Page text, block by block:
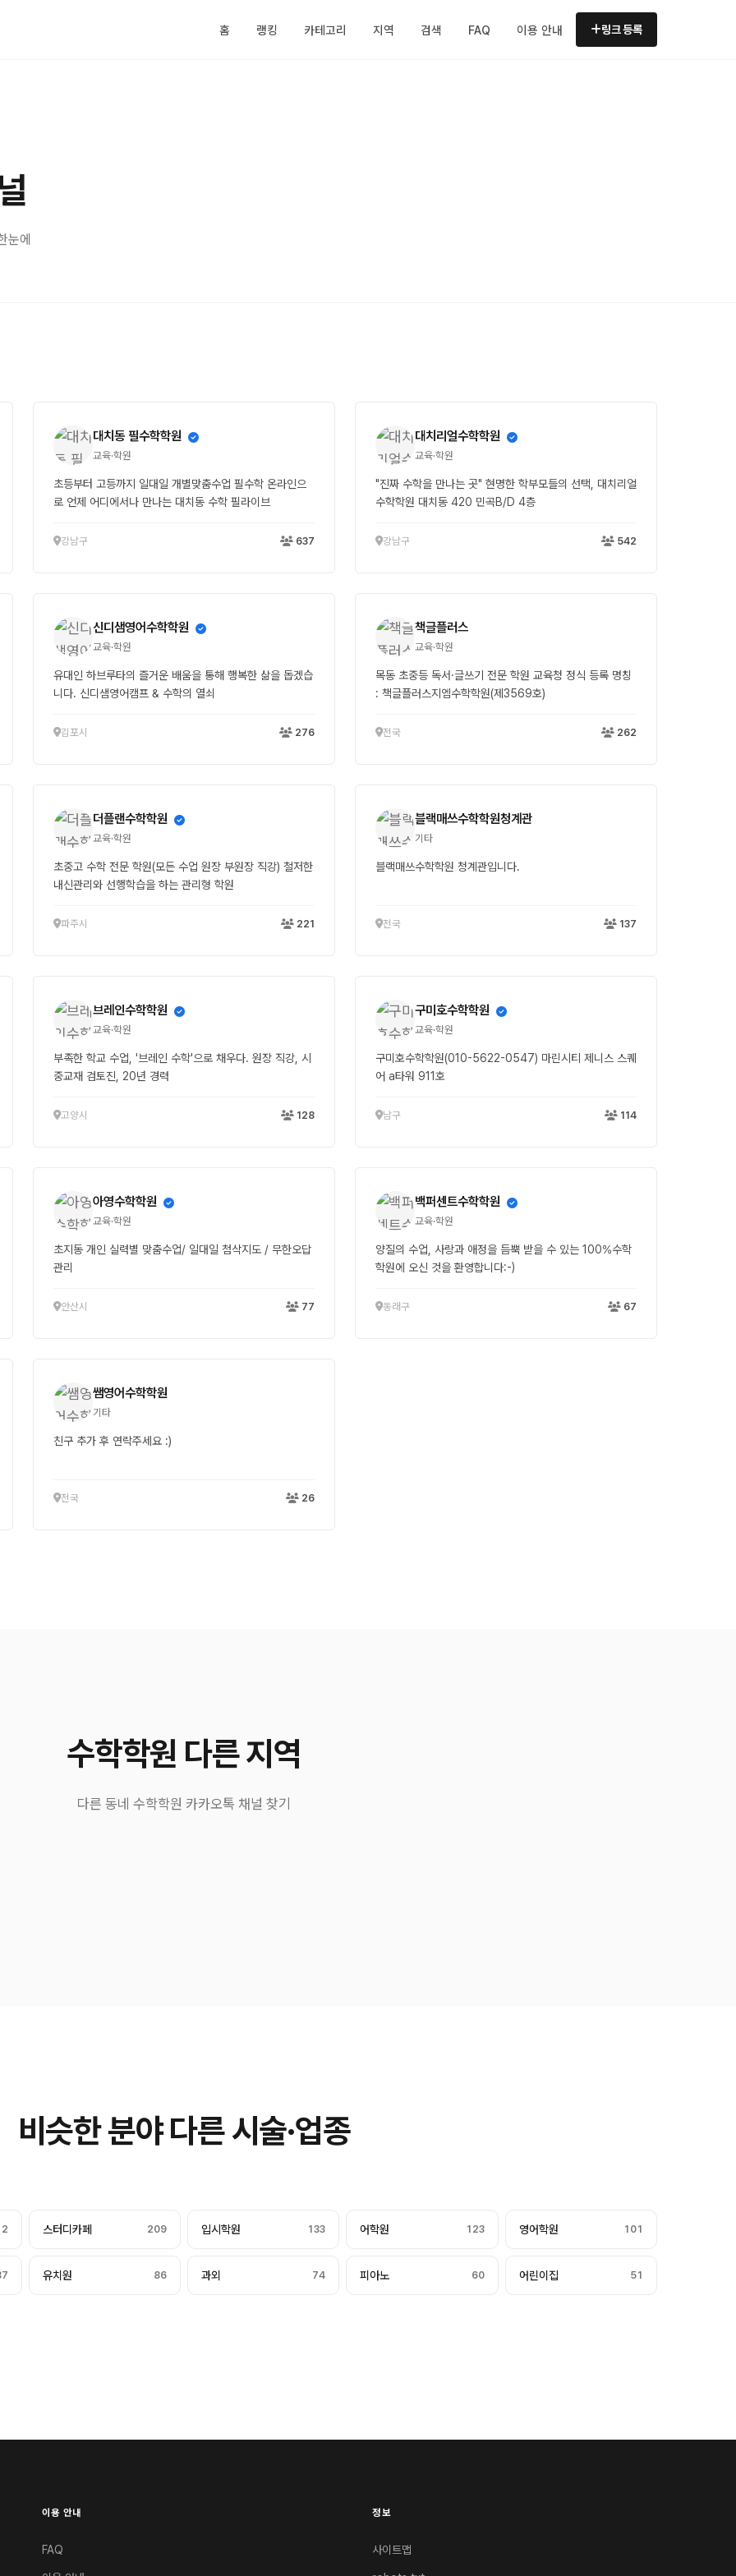
홈 랭킹 카테고리 지역 검색 FAQ 이용 안내 링크 등록
눈에
대치동 필수학학원
교육·학원
초등부터 고등까지 일대일 개별맞춤수업 필수학 온라인으
로 언제 어디에서나 만나는 대치동 수학 필라이브
강남구 637
대치리얼수학학원
교육·학원
"진짜 수학을 만나는 곳" 현명한 학부모들의 선택, 대치리얼
수학학원 대치동 420 민곡B/D 4층
강남구 542
신디샘영어수학학원
교육·학원
유대인 하브루타의 즐거운 배움을 통해 행복한 삶을 돕겠습
니다. 신디샘영어캠프 & 수학의 열쇠
김포시 276
책글플러스
교육·학원
목동 초중등 독서·글쓰기 전문 학원 교육청 정식 등록 명칭
: 책글플러스지엠수학학원(제3569호)
전국 262
더플랜수학학원
교육·학원
초중고 수학 전문 학원(모든 수업 원장 부원장 직강) 철저한
내신관리와 선행학습을 하는 관리형 학원
파주시 221
블랙매쓰수학학원청계관
기타
블랙매쓰수학학원 청계관입니다.
전국 137
브레인수학학원
교육·학원
부족한 학교 수업, '브레인 수학'으로 채우다. 원장 직강, 시
중교재 검토진, 20년 경력
고양시 128
구미호수학학원
교육·학원
구미호수학학원(010-5622-0547) 마린시티 제니스 스퀘
어 a타워 911호
남구 114
아영수학학원
교육·학원
초지동 개인 실력별 맞춤수업/ 일대일 첨삭지도 / 무한오답
관리
안산시 77
백퍼센트수학학원
교육·학원
양질의 수업, 사랑과 애정을 듬뿍 받을 수 있는 100%수학
학원에 오신 것을 환영합니다:-)
동래구 67
쌤영어수학학원
기타
친구 추가 후 연락주세요 :)
전국 26
수학학원 다른 지역
다른 동네 수학학원 카카오톡 채널 찾기
비슷한 분야 다른 시술·업종
스터디카페 209 입시학원 133 어학원 123 영어학원 101
유치원 86 과외 74 피아노 60 어린이집 51
이용 안내
FAQ
정보
사이트맵